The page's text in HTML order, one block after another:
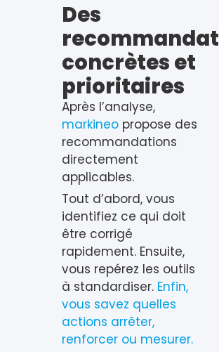
Des
concrètes et
prioritaires
Après l’analyse,
markineo propose des
recommandations
directement
applicables.
Tout d’abord, vous
identifiez ce qui doit
être corrigé
rapidement. Ensuite,
vous repérez les outils
à standardiser. Enfin,
vous savez quelles
actions arrêter,
renforcer ou mesurer.